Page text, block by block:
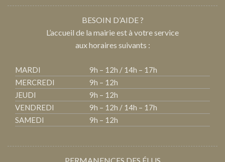
BESOIN D’AIDE ?
L’accueil de la mairie est à votre service
aux horaires suivants :
MARDI
9h – 12h / 14h – 17h
MERCREDI
9h – 12h
JEUDI
9h – 12h
VENDREDI
9h – 12h / 14h – 17h
SAMEDI
9h – 12h